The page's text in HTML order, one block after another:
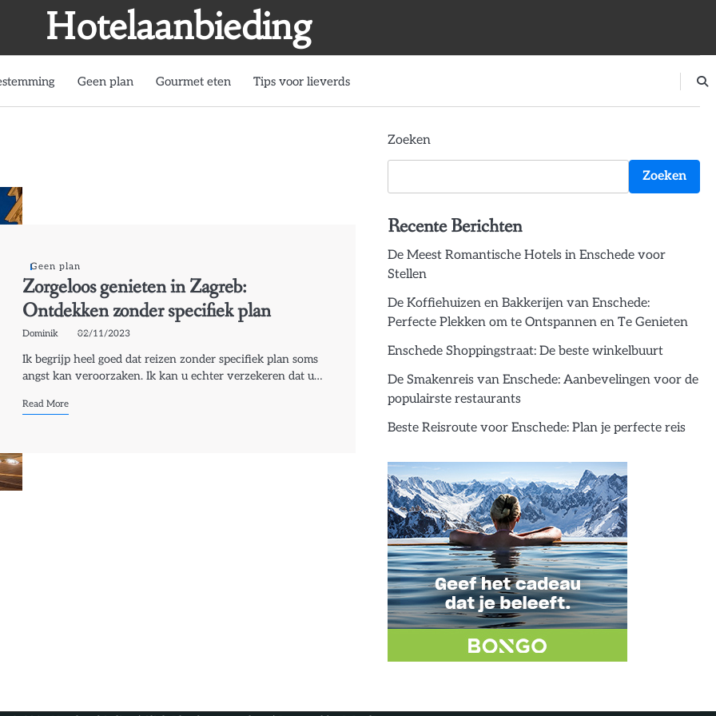
Hotelaanbieding
Geen plan Gourmet eten Tips voor lieverds
Geen plan
Zorgeloos genieten in Zagreb:
Ontdekken zonder specifiek plan
Dominik 02/11/2023
Ik begrijp heel goed dat reizen zonder specifiek plan soms
angst kan veroorzaken. Ik kan u echter verzekeren dat u…
Read More
Zoeken
Zoeken
Recente Berichten
De Meest Romantische Hotels in Enschede voor
Stellen
De Koffiehuizen en Bakkerijen van Enschede:
Perfecte Plekken om te Ontspannen en Te Genieten
Enschede Shoppingstraat: De beste winkelbuurt
De Smakenreis van Enschede: Aanbevelingen voor de
populairste restaurants
Beste Reisroute voor Enschede: Plan je perfecte reis